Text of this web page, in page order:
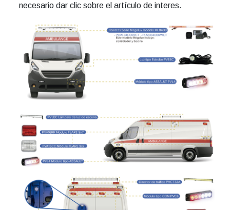
necesario dar clic sobre el artículo de interes.